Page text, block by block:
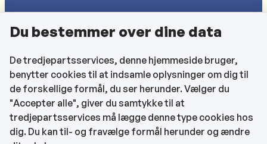
Cookies
Find EAN-numre
CVR og bankoplysninger
Tilgængelighedserklæring
KONTAKTOPLYSNINGER
Du bestemmer over dine data
De tredjepartsservices, denne hjemmeside bruger,
benytter cookies til at indsamle oplysninger om dig til
de forskellige formål, du ser herunder. Vælger du
"Accepter alle", giver du samtykke til at
tredjepartsservices må lægge denne type cookies hos
dig. Du kan til- og fravælge formål herunder og ændre